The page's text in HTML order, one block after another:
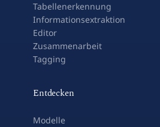
Tabellenerkennung
Informationsextraktion
Editor
Zusammenarbeit
Tagging
Entdecken
Modelle